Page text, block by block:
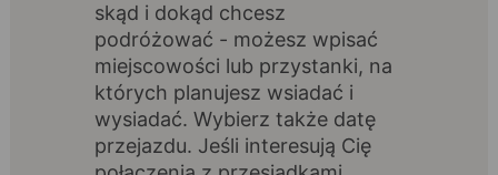
skąd i dokąd chcesz
podróżować - możesz wpisać
miejscowości lub przystanki, na
których planujesz wsiadać i
wysiadać. Wybierz także datę
przejazdu. Jeśli interesują Cię